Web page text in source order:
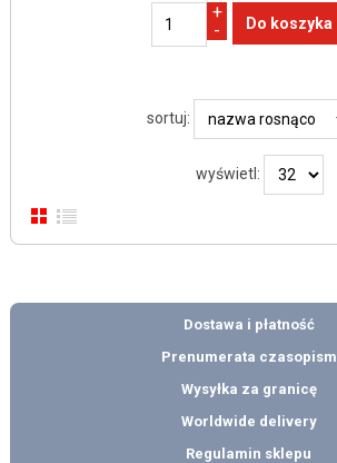
+
-
sortuj:
wyświetl:
Dostawa i płatność
Prenumerata czasopism
Wysyłka za granicę
Worldwide delivery
Regulamin sklepu